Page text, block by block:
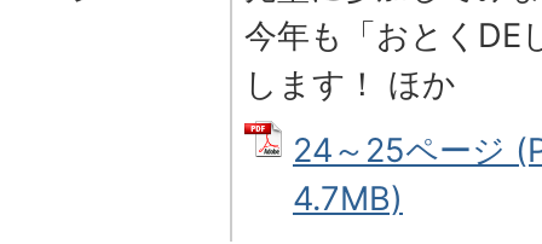
今年も「おとくDE
します！ ほか
24～25ページ
4.7MB)